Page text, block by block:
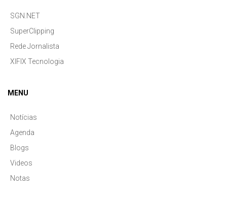
SGN.NET
SuperClipping
Rede Jornalista
XIFIX Tecnologia
MENU
Notícias
Agenda
Blogs
Videos
Notas